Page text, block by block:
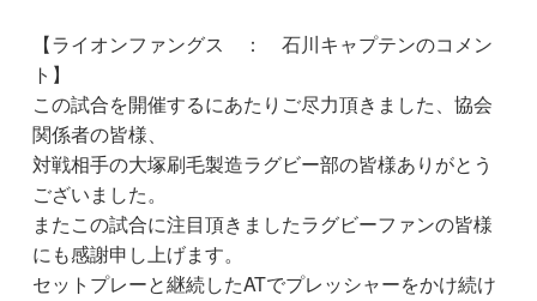
【ライオンファングス ： 石川キャプテンのコメン
ト】
この試合を開催するにあたりご尽力頂きました、協会
関係者の皆様、
対戦相手の大塚刷毛製造ラグビー部の皆様ありがとう
ございました。
またこの試合に注目頂きましたラグビーファンの皆様
にも感謝申し上げます。
セットプレーと継続したATでプレッシャーをかけ続け